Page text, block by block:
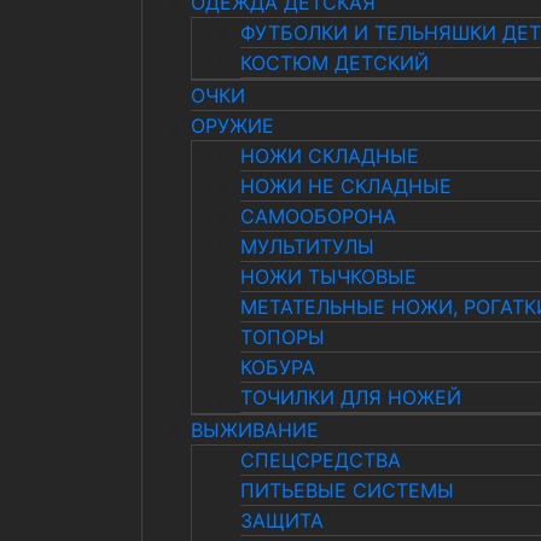
ФУТБОЛКИ И ТЕЛЬНЯШКИ
КОСТЮМ ДЕТСКИЙ
ОЧКИ
ОРУЖИЕ
НОЖИ СКЛАДНЫЕ
НОЖИ НЕ СКЛАДНЫЕ
САМООБОРОНА
МУЛЬТИТУЛЫ
НОЖИ ТЫЧКОВЫЕ
МЕТАТЕЛЬНЫЕ НОЖИ,
ТОПОРЫ
КОБУРА
ТОЧИЛКИ ДЛЯ НОЖЕЙ
ВЫЖИВАНИЕ
СПЕЦСРЕДСТВА
ПИТЬЕВЫЕ СИСТЕМЫ
ЗАЩИТА